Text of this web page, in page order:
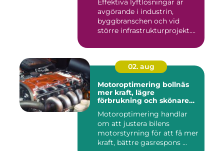
Effektiva lyftlösningar är
avgörande i industrin,
byggbranschen och vid
större infrastrukturprojekt....
02. aug
Motoroptimering bollnäs
mer kraft, lägre
förbrukning och skönare
Motoroptimering handlar
om att justera bilens
motorstyrning för att få mer
kraft, bättre gasrespons ...